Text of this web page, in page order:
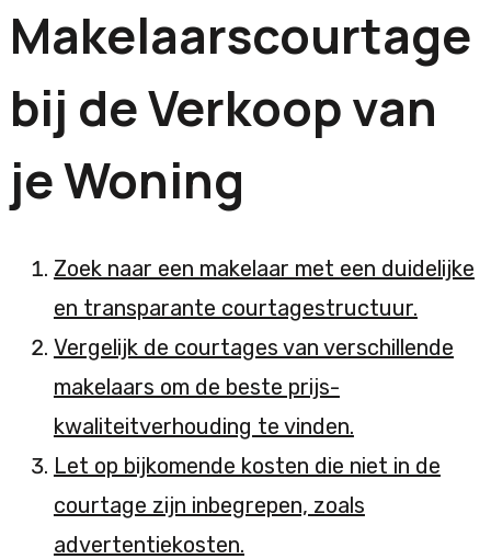
Makelaarscourtage
bij de Verkoop van
je Woning
Zoek naar een makelaar met een duidelijke
en transparante courtagestructuur.
Vergelijk de courtages van verschillende
makelaars om de beste prijs-
kwaliteitverhouding te vinden.
Let op bijkomende kosten die niet in de
courtage zijn inbegrepen, zoals
advertentiekosten.